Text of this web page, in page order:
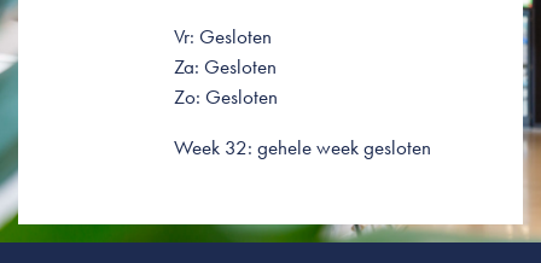
Vr: Gesloten
Za: Gesloten
Zo: Gesloten
Week 32: gehele week gesloten